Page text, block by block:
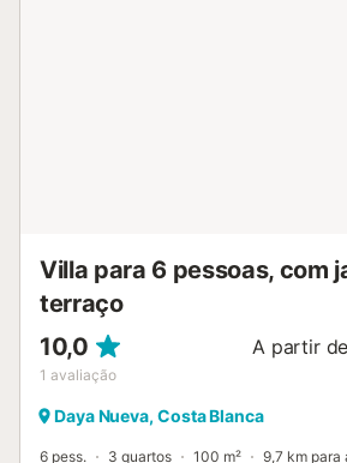
Villa para 6 pessoas, com
terraço
10,0
1 avaliação
A partir de
Daya Nueva, Costa Blanca
6 pess. 3 quartos 100 m² 9,7 km para